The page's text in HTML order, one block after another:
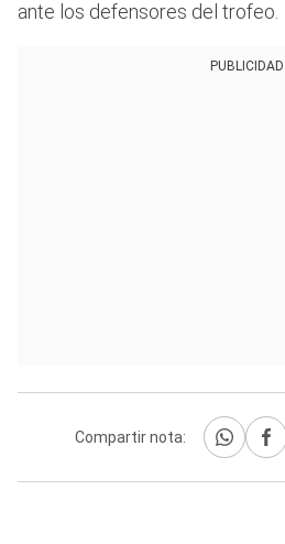
ante los defensores del trofeo.
PUBLICIDAD
Compartir nota: